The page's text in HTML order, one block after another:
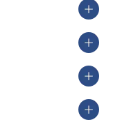
茨城県